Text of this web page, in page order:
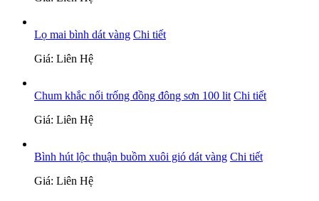
Lọ mai bình dát vàng Chi tiết
Giá: Liên Hệ
Chum khắc nổi trống đồng đông sơn 100 lit Chi tiết
Giá: Liên Hệ
Bình hút lộc thuận buồm xuôi gió dát vàng Chi tiết
Giá: Liên Hệ